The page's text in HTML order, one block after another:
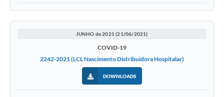
JUNHO de 2021 (21/06/2021)
COVID-19
2242-2021 (LCL Nascimento Distribuidora Hospitalar)
DOWNLOADS